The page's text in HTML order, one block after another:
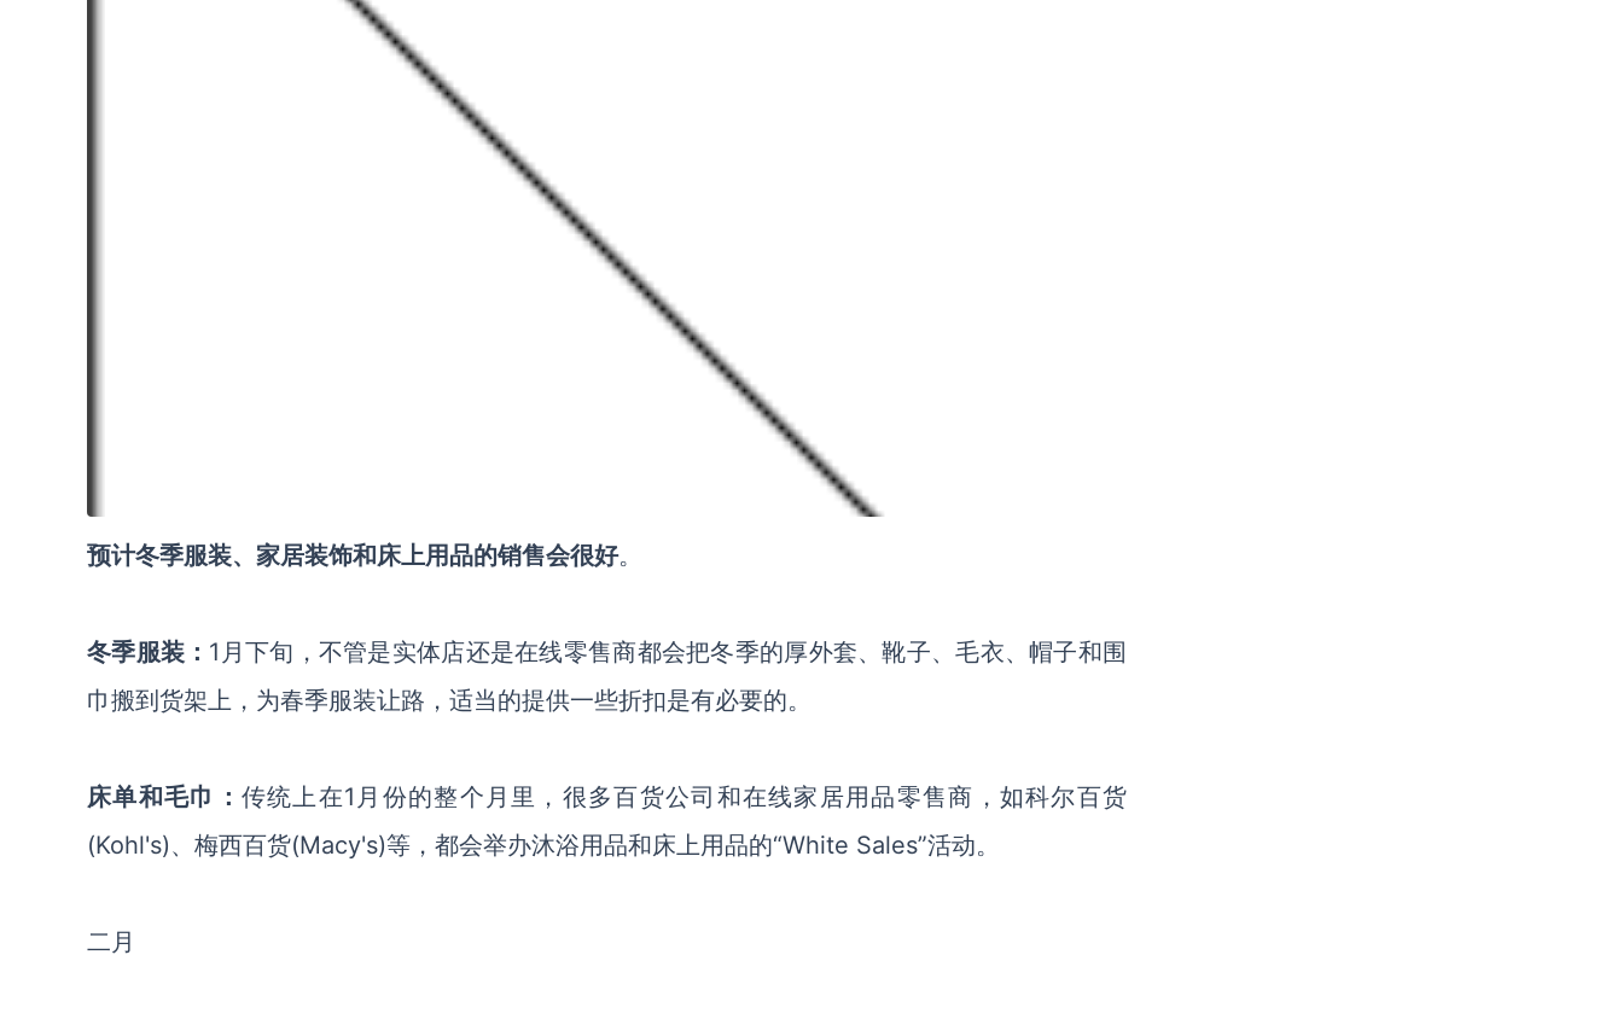
预计冬季服装、家居装饰和床上用品的销售会很好。
冬季服装： 1月下旬，不管是实体店还是在线零售商都会把冬季的厚外套、靴子、毛衣、帽子和围
巾搬到货架上，为春季服装让路，适当的提供一些折扣是有必要的。
床单和毛巾： 传统上在1月份的整个月里，很多百货公司和在线家居用品零售商，如科尔百货
(Kohl's)、梅西百货(Macy's)等，都会举办沐浴用品和床上用品的“White Sales”活动。
二月